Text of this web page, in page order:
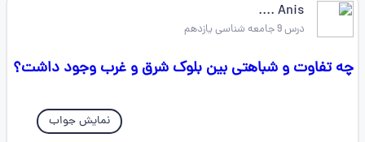
Anis ....
درس 9 جامعه شناسی یازدهم
چه تفاوت و شباهتی بین بلوک شرق و غرب وجود داشت؟
نمایش جواب